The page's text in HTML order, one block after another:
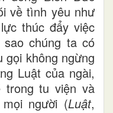
về tình yêu như
thúc đẩy việc
chúng ta có
gọi không ngừng
Luật của ngài,
tu viện và
người (Luật,